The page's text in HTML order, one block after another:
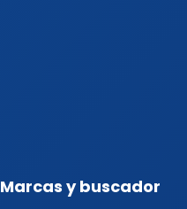
Marcas y buscador